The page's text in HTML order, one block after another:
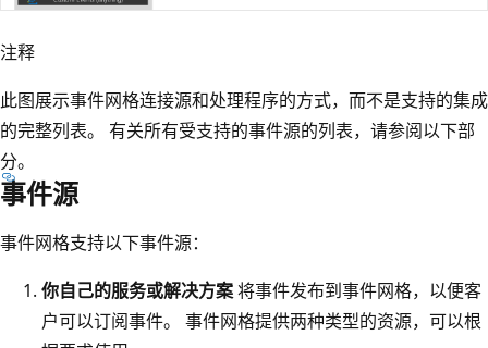
注释
此图展示事件网格连接源和处理程序的方式，而不是支持的集成
的完整列表。 有关所有受支持的事件源的列表，请参阅以下部
分。
事件源
事件网格支持以下事件源：
你自己的服务或解决方案将事件发布到事件网格，以便客
户可以订阅事件。 事件网格提供两种类型的资源，可以根